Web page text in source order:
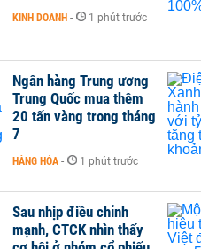
KINH DOANH - 1 phút trước
Ngân hàng Trung ương
Trung Quốc mua thêm
20 tấn vàng trong tháng
7
HÀNG HÓA - 1 phút trước
Sau nhịp điều chỉnh
mạnh, CTCK nhìn thấy